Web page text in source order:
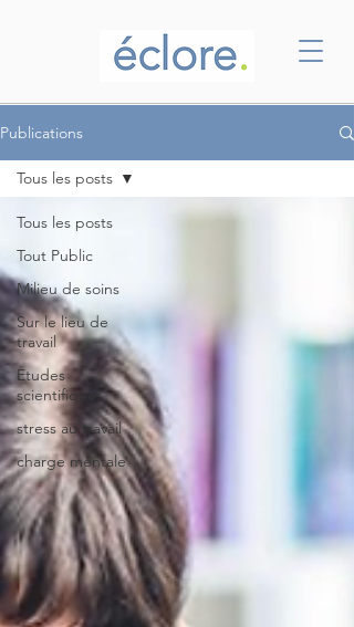
Publications
Tous les posts
Tout Public
Milieu de soins
Sur le lieu de
travail
Etudes
scientifiques
stress au travail
charge mentale
Tous les posts